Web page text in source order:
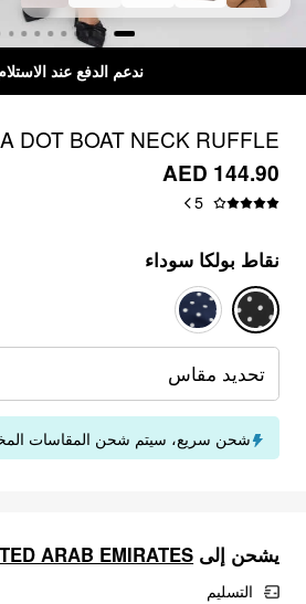
ندعم الدفع عند الاستلام
DOT BOAT NECK RUFFLE
A-LINE MINI DRESS
AED 144.90
5
نقاط بولكا سوداء
تحديد مقاس
شحن سريع، سيتم شحن المقاسات المختارة
يشحن إلى ARAB EMIRATES
التسليم